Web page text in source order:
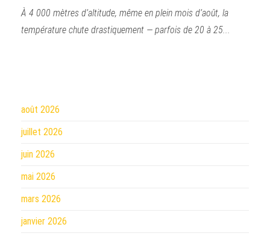
À 4 000 mètres d’altitude, même en plein mois d’août, la
température chute drastiquement — parfois de 20 à 25...
août 2026
juillet 2026
juin 2026
mai 2026
mars 2026
janvier 2026